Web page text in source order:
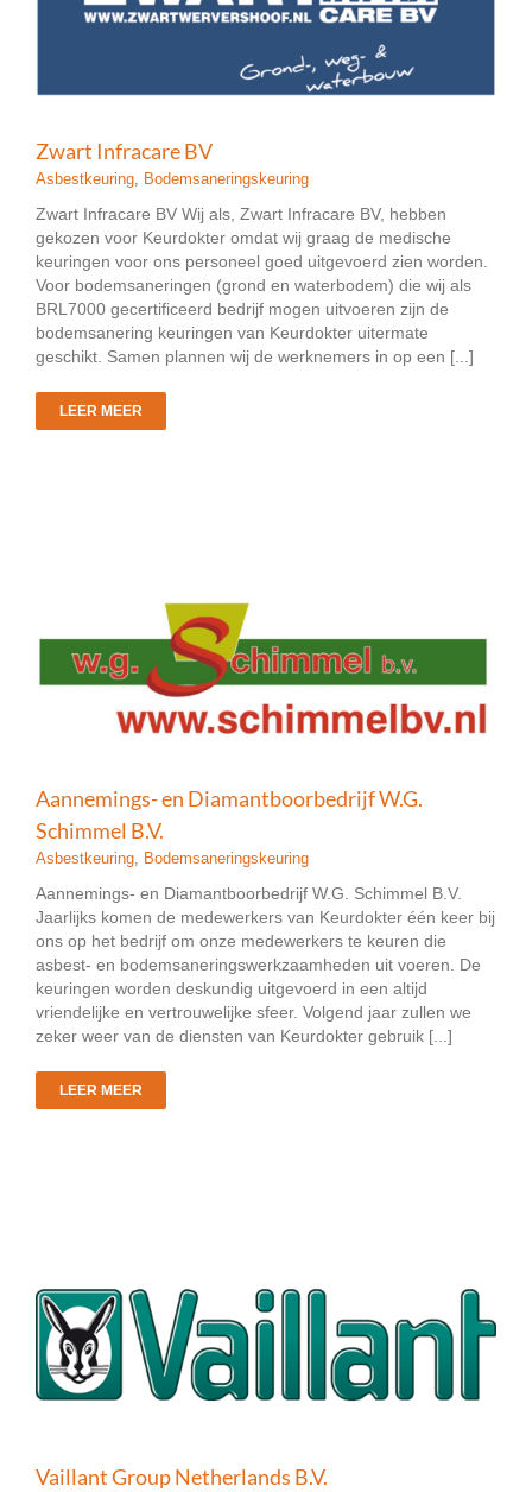
Zwart Infracare BV
Asbestkeuring, Bodemsaneringskeuring
Zwart Infracare BV Wij als, Zwart Infracare BV, hebben
gekozen voor Keurdokter omdat wij graag de medische
keuringen voor ons personeel goed uitgevoerd zien worden.
Voor bodemsaneringen (grond en waterbodem) die wij als
BRL7000 gecertificeerd bedrijf mogen uitvoeren zijn de
bodemsanering keuringen van Keurdokter uitermate
geschikt. Samen plannen wij de werknemers in op een [...]
LEER MEER
Aannemings- en Diamantboorbedrijf W.G.
Schimmel B.V.
Asbestkeuring, Bodemsaneringskeuring
Aannemings- en Diamantboorbedrijf W.G. Schimmel B.V.
Jaarlijks komen de medewerkers van Keurdokter één keer bij
ons op het bedrijf om onze medewerkers te keuren die
asbest- en bodemsaneringswerkzaamheden uit voeren. De
keuringen worden deskundig uitgevoerd in een altijd
vriendelijke en vertrouwelijke sfeer. Volgend jaar zullen we
zeker weer van de diensten van Keurdokter gebruik [...]
LEER MEER
Vaillant Group Netherlands B.V.